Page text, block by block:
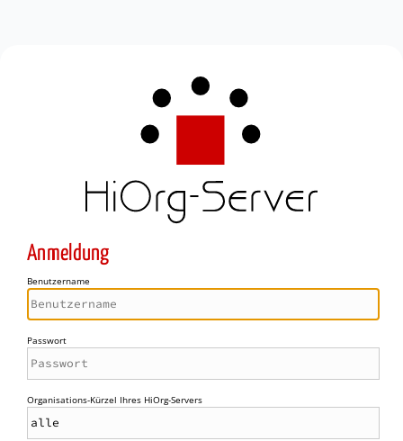
Anmeldung
Benutzername
Passwort
Organisations-Kürzel Ihres HiOrg-Servers